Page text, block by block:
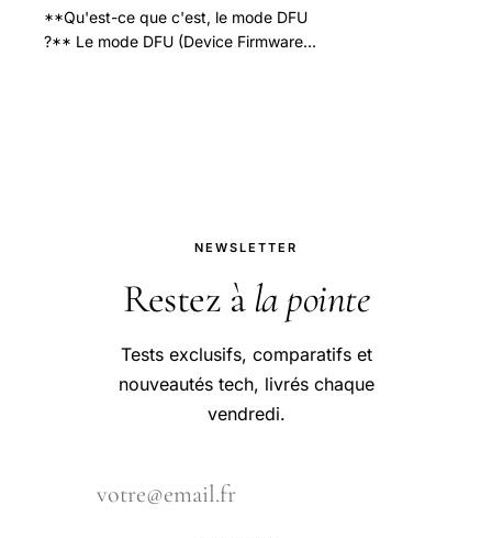
**Qu'est-ce que c'est, le mode DFU
?** Le mode DFU (Device Firmware
NEWSLETTER
Restez à la pointe
Tests exclusifs, comparatifs et
nouveautés tech, livrés chaque
vendredi.